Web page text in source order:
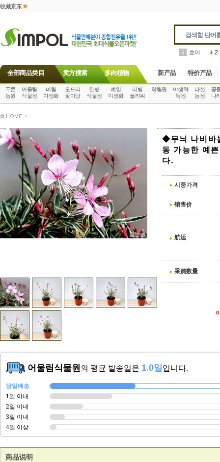
收藏京东
5 호야 2
全部商品类目 卖方搜索 多肉植物 新产品 特价产品
푸른
농원
어울림
식물원
미림
야생화
오드리
꽃마당
한빛
식물원
예일
야생화
리빙
플라워
학림원
야생화
녹원
다선
농원
꽃
나
>
◆무늬 나비바
동 가능한 예
다.
시중가격
销售价
航运
采购数量
어울림식물원의 평균 발송일은 1.0일입니다.
당일배송
1일 이내
2일 이내
3일 이내
4일 이상
商品说明